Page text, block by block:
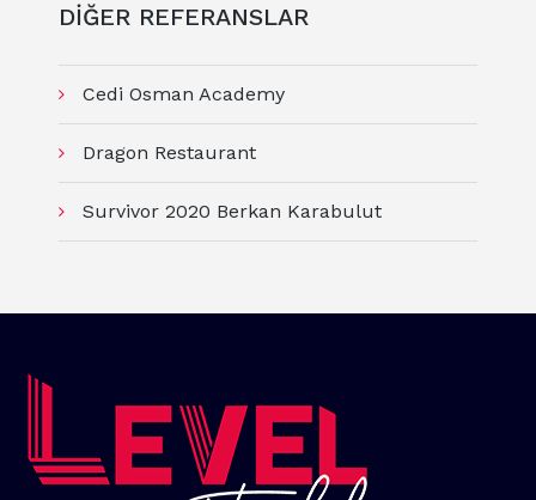
DİĞER REFERANSLAR
Cedi Osman Academy
Dragon Restaurant
Survivor 2020 Berkan Karabulut